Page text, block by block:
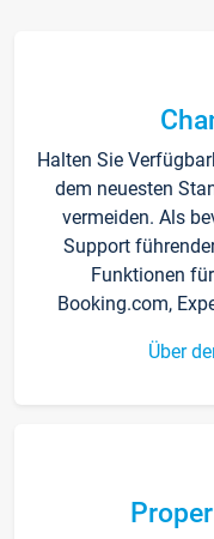
Halten Sie
dem neuesten
vermeiden. Als
Support
Funktionen
Booking.com,
Über